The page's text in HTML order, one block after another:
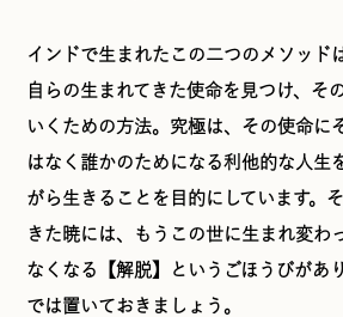
インドで生まれたこの二つのメソッド
自らの生まれてきた使命を見つけ、そ
いくための方法。究極は、その使命に
はなく誰かのためになる利他的な人生
がら生きることを目的にしています。
きた暁には、もうこの世に生まれ変わ
なくなる【解脱】というごほうびがあ
では置いておきましょう。